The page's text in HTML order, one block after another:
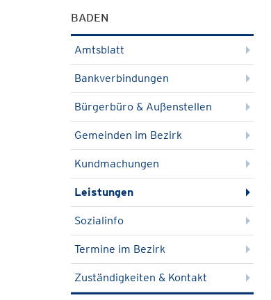
BADEN
Amtsblatt
Bankverbindungen
Bürgerbüro & Außenstellen
Gemeinden im Bezirk
Kundmachungen
Leistungen
Sozialinfo
Termine im Bezirk
Zuständigkeiten & Kontakt